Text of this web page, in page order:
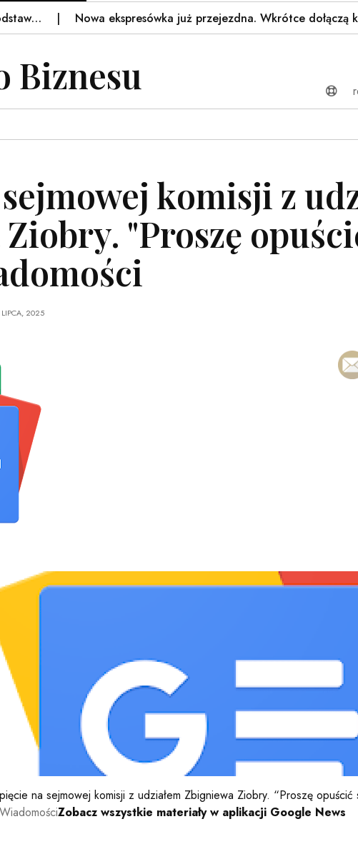
Nowa ekspresówka już przejezdna. Wkrótce dołączą
Biznesu
komisji z
"Proszę
LIPCA, 2025
pięcie na sejmowej komisji z udziałem Zbigniewa Ziobry. “Proszę opuścić
WiadomościZobacz wszystkie materiały w aplikacji Google News